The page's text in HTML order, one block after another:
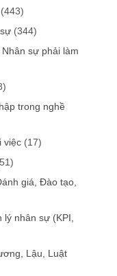
(443)
(344)
sự phải làm
trong nghề
việc (17)
giá, Đào tạo,
lý nhân sự (KPI,
Lậu, Luật